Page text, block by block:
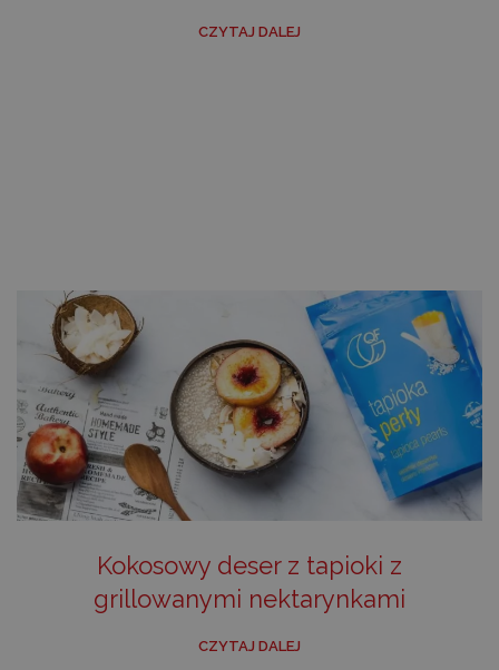
CZYTAJ DALEJ
Kokosowy deser z tapioki z
grillowanymi nektarynkami
CZYTAJ DALEJ